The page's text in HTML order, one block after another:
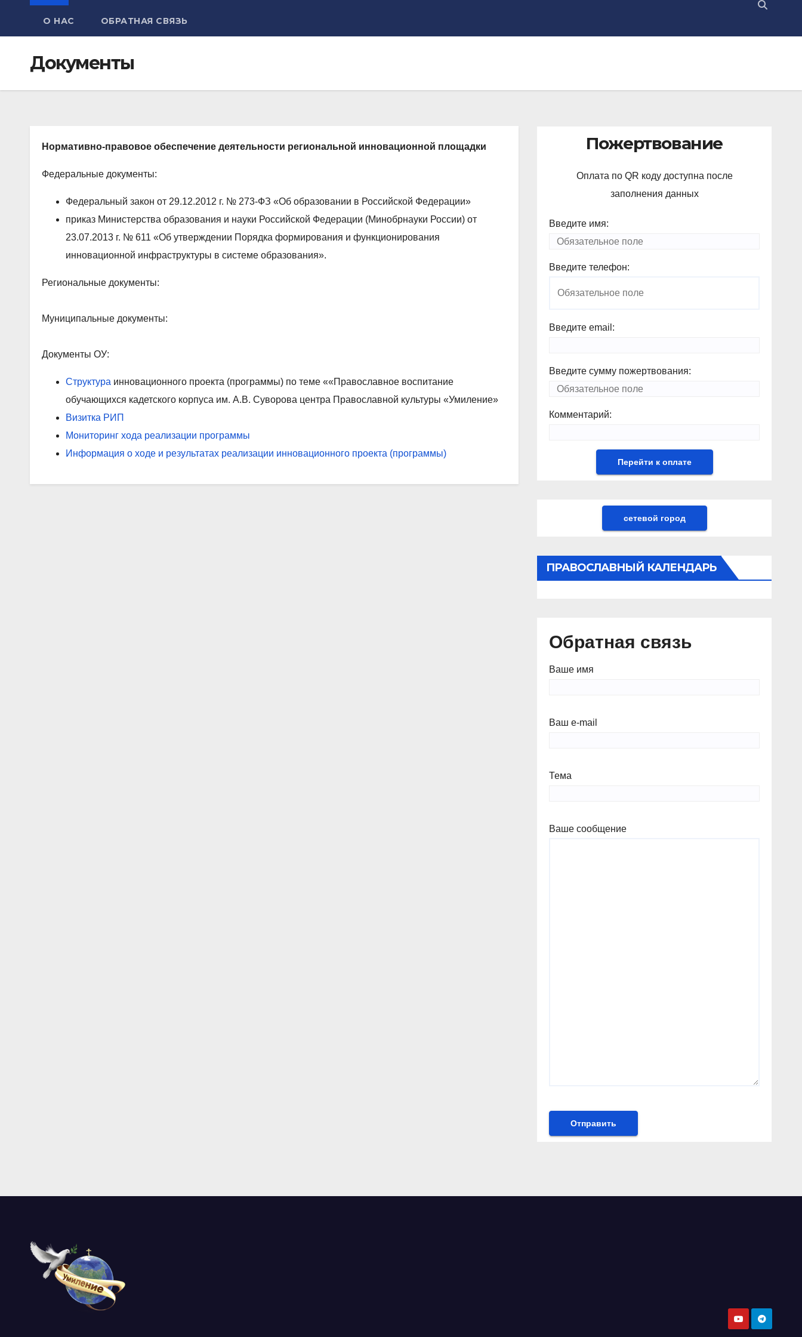
О НАС ОБРАТНАЯ СВЯЗЬ
Документы
Нормативно-правовое обеспечение деятельности региональной инновационной площадки
Федеральные документы:
Федеральный закон от 29.12.2012 г. № 273-ФЗ «Об образовании в Российской Федерации»
приказ Министерства образования и науки Российской Федерации (Минобрнауки России) от
23.07.2013 г. № 611 «Об утверждении Порядка формирования и функционирования
инновационной инфраструктуры в системе образования».
Региональные документы:
Муниципальные документы:
Документы ОУ:
Структура инновационного проекта (программы) по теме ««Православное воспитание
обучающихся кадетского корпуса им. А.В. Суворова центра Православной культуры «Умиление»
Визитка РИП
Мониторинг хода реализации программы
Информация о ходе и результатах реализации инновационного проекта (программы)
Пожертвование
Оплата по QR коду доступна после
заполнения данных
Введите имя:
Введите телефон:
Введите email:
Введите сумму пожертвования:
Комментарий:
сетевой город
ПРАВОСЛАВНЫЙ КАЛЕНДАРЬ
Обратная связь
Ваше имя
Ваш e-mail
Тема
Ваше сообщение